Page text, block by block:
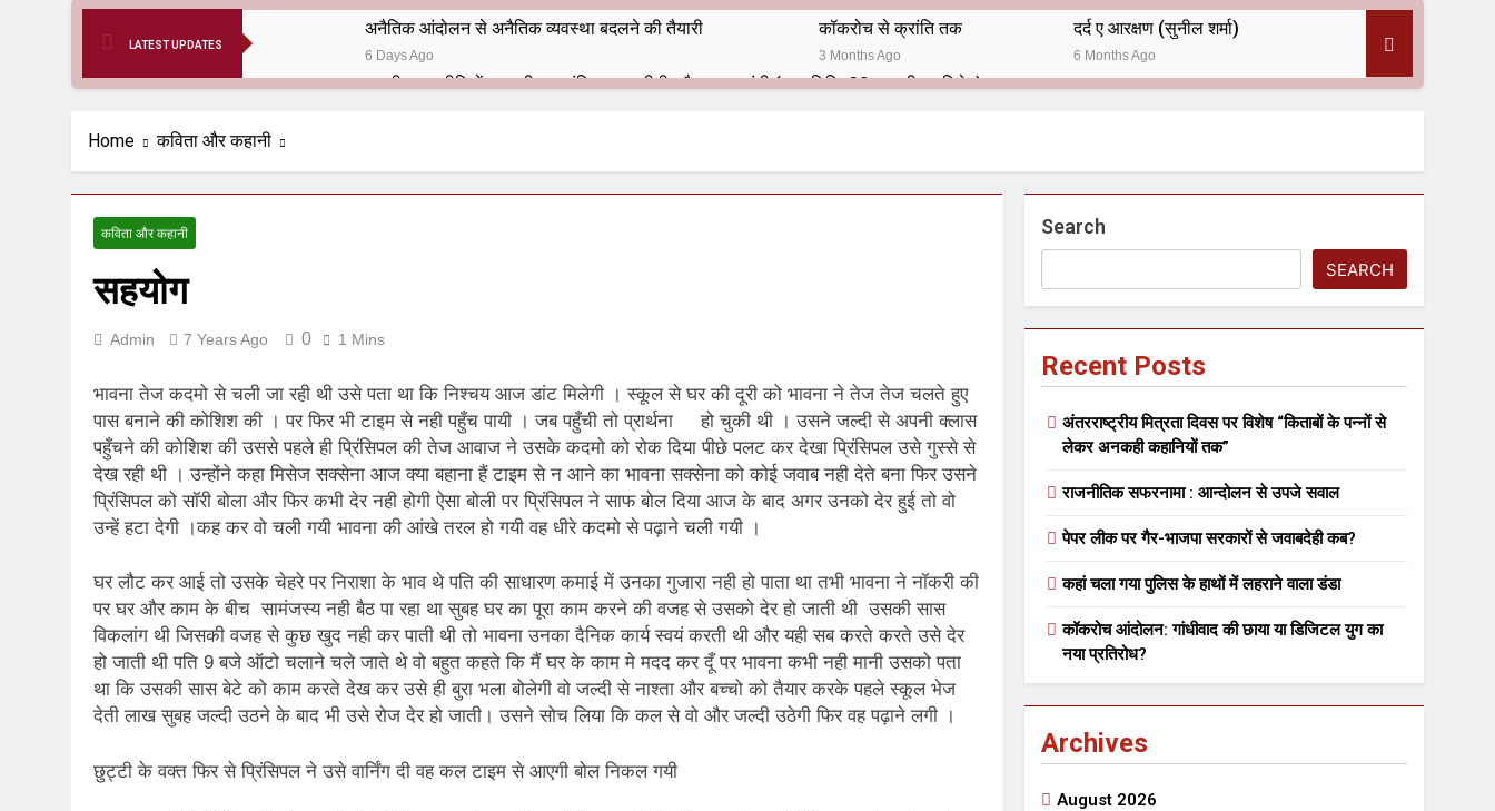
LATEST UPDATES
अनैतिक आंदोलन से अनैतिक व्यवस्था बदलने की तैयारी
6 Days Ago
कॉकरोच से क्रांति तक
3 Months Ago
दर्द ए आरक्षण (सुनील शर्मा)
6 Months Ago
भारतीय राजनीति में आज भी प्रासांगिक एव अद्वीतीय है महात्मा गांधी (पुण्य तिथि-30 जनवरी पर विशेष)
हरियाणा सरकार के बाबा बंदा सिंह बहादुर की स्मृति में स्मारक निर्माण की दिशा में बढ़ते कदम
1 Year Ago
1 Year Ago
धरती पर लौटीं सुनीता विलियम्स: एक ऐतिहासिक वापसी
1 Year Ago
अनुराधा प्रकाशन, नई दिल्ली द्वारा ‘पुस्तक लोकार्पण, काव्य गोष्ठी एवं सम्मान समारोह’ का भव्य आयोजन
2 Years Ago
कितना बदल गया इंसान’ (सम्पादकीय) अबकी बार हुए न पार
दिल्ली की फ़िरदौस ख़ान को मिला बेस्ट वालंटियर अवॉर्ड–लाल बिहारी लाल
2 Years Ago
समाज सेवा मे तत्पर दानवीर परिवार
2 Years Ago
“अंतर्राष्ट्रीय महिला दिवस “ की बहुत बहुत बधाई
2 Years Ago
भारत रत्न जननायक कर्पूरी ठाकुर
3 Years Ago
राम नाम लो प्रेम से – मनमोहन शर्मा ‘शरण’ (सम्पादकीय )
3 Years Ago
विश्व पुस्तक मेले (10-18 फरवरी) में अनुराधा प्रकाशन के स्टाल पर अपनी पुस्तक को प्रदर्शित/विमोचन हेतु संपर्क करें
3 Years Ago
Home कविता और कहानी
कविता और कहानी
सहयोग
Admin 7 Years Ago 0 1 Mins
भावना तेज कदमो से चली जा रही थी उसे पता था कि निश्चय आज डांट मिलेगी । स्कूल से घर की दूरी को भावना ने तेज तेज चलते हुए
पास बनाने की कोशिश की । पर फिर भी टाइम से नही पहुँच पायी । जब पहुँची तो प्रार्थना हो चुकी थी । उसने जल्दी से अपनी क्लास
पहुँचने की कोशिश की उससे पहले ही प्रिंसिपल की तेज आवाज ने उसके कदमो को रोक दिया पीछे पलट कर देखा प्रिंसिपल उसे गुस्से से
देख रही थी । उन्होंने कहा मिसेज सक्सेना आज क्या बहाना हैं टाइम से न आने का भावना सक्सेना को कोई जवाब नही देते बना फिर उसने
प्रिंसिपल को सॉरी बोला और फिर कभी देर नही होगी ऐसा बोली पर प्रिंसिपल ने साफ बोल दिया आज के बाद अगर उनको देर हुई तो वो
उन्हें हटा देगी ।कह कर वो चली गयी भावना की आंखे तरल हो गयी वह धीरे कदमो से पढ़ाने चली गयी ।
घर लौट कर आई तो उसके चेहरे पर निराशा के भाव थे पति की साधारण कमाई में उनका गुजारा नही हो पाता था तभी भावना ने नॉकरी की
पर घर और काम के बीच सामंजस्य नही बैठ पा रहा था सुबह घर का पूरा काम करने की वजह से उसको देर हो जाती थी उसकी सास
विकलांग थी जिसकी वजह से कुछ खुद नही कर पाती थी तो भावना उनका दैनिक कार्य स्वयं करती थी और यही सब करते करते उसे देर
हो जाती थी पति 9 बजे ऑटो चलाने चले जाते थे वो बहुत कहते कि मैं घर के काम मे मदद कर दूँ पर भावना कभी नही मानी उसको पता
था कि उसकी सास बेटे को काम करते देख कर उसे ही बुरा भला बोलेगी वो जल्दी से नाश्ता और बच्चो को तैयार करके पहले स्कूल भेज
देती लाख सुबह जल्दी उठने के बाद भी उसे रोज देर हो जाती। उसने सोच लिया कि कल से वो और जल्दी उठेगी फिर वह पढ़ाने लगी ।
छुट्टी के वक्त फिर से प्रिंसिपल ने उसे वार्निंग दी वह कल टाइम से आएगी बोल निकल गयी
Search
SEARCH
Recent Posts
अंतरराष्ट्रीय मित्रता दिवस पर विशेष “किताबों के पन्नों से
लेकर अनकही कहानियों तक”
राजनीतिक सफरनामा : आन्दोलन से उपजे सवाल
पेपर लीक पर गैर-भाजपा सरकारों से जवाबदेही कब?
कहां चला गया पुलिस के हाथों में लहराने वाला डंडा
कॉकरोच आंदोलन: गांधीवाद की छाया या डिजिटल युग का
नया प्रतिरोध?
Archives
August 2026